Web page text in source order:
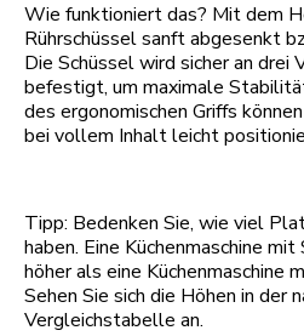
Wie funktioniert das? Mit dem
Rührschüssel sanft abgesenkt
Die Schüssel wird sicher an drei
befestigt, um maximale
des ergonomischen Griffs
bei vollem Inhalt leicht
Tipp: Bedenken Sie, wie viel
haben. Eine Küchenmaschine
höher als eine Küchenmaschine
Sehen Sie sich die Höhen in der
Vergleichstabelle an.